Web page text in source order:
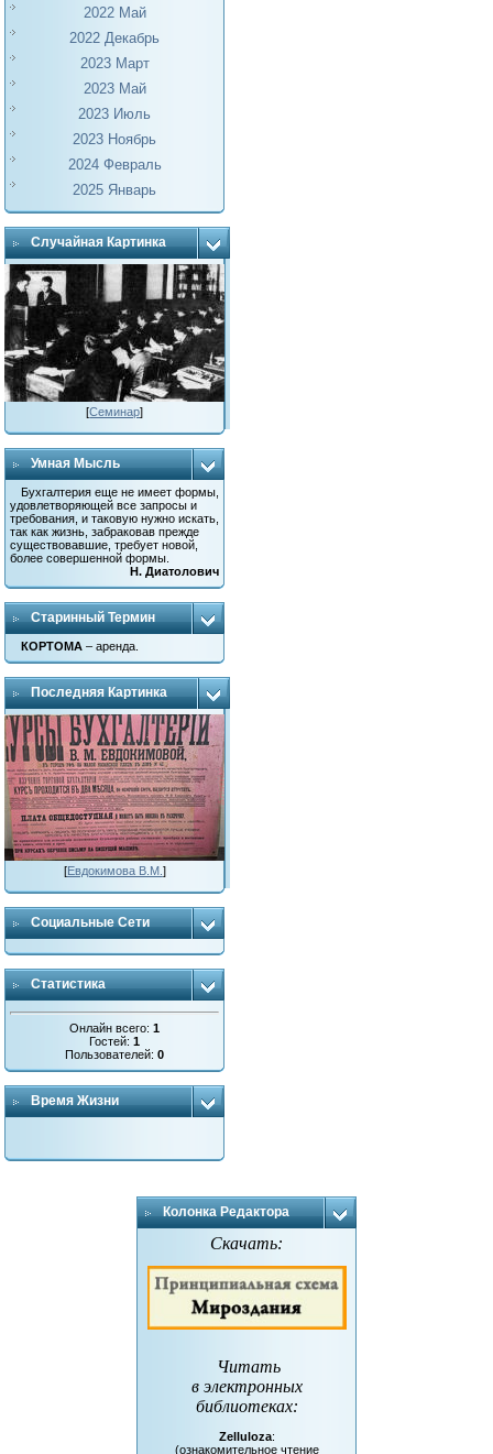
2022 Май
2022 Декабрь
2023 Март
2023 Май
2023 Июль
2023 Ноябрь
2024 Февраль
2025 Январь
Случайная Картинка
[Семинар]
Умная Мысль
Бухгалтерия еще не имеет формы,
удовлетворяющей все запросы и
требования, и таковую нужно искать,
так как жизнь, забраковав прежде
существовавшие, требует новой,
более совершенной формы.
Н. Диатолович
Старинный Термин
КОРТОМА – аренда.
Последняя Картинка
[Евдокимова В.М. ]
Социальные Сети
Статистика
Онлайн всего:1
Гостей:1
Пользователей:0
Время Жизни
Колонка Редактора
Скачать:
Читать
в электронных
библиотеках:
Zelluloza:
(ознакомительное чтение